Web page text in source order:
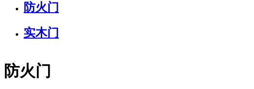
防火门
实木门
防火门